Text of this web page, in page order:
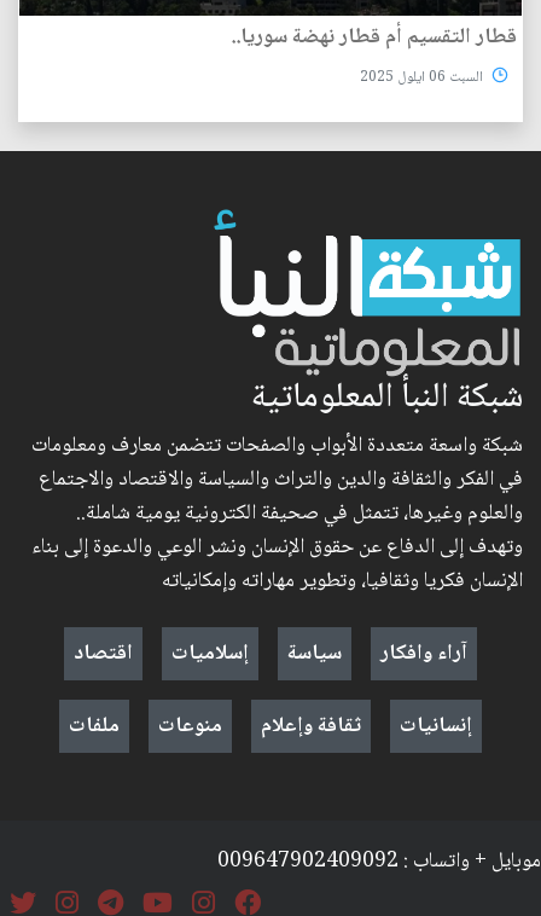
قطار التقسيم أم قطار نهضة سوريا..
السبت 06 ايلول 2025
شبكة النبأ المعلوماتية
شبكة واسعة متعددة الأبواب والصفحات تتضمن معارف ومعلومات
في الفكر والثقافة والدين والتراث والسياسة والاقتصاد والاجتماع
والعلوم وغيرها، تتمثل في صحيفة الكترونية يومية شاملة..
وتهدف إلى الدفاع عن حقوق الإنسان ونشر الوعي والدعوة إلى بناء
الإنسان فكريا وثقافيا، وتطوير مهاراته وإمكانياته
آراء وافكار
سياسة إسلاميات
اقتصاد
إنسانيات
ثقافة وإعلام منوعات ملفات
موبايل + واتساب : 009647902409092